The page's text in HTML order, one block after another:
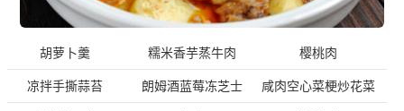
胡萝卜羹 糯米香芋蒸牛肉 樱桃肉
凉拌手撕蒜苔 朗姆酒蓝莓冻芝士 咸肉空心菜梗炒花菜